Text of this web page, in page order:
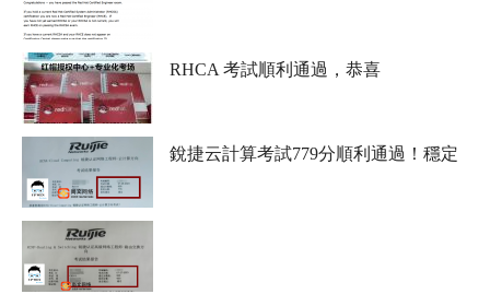
RHCA 考試順利通過，恭喜
銳捷云計算考試779分順利通過！穩定